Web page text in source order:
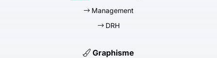
Management
DRH
Graphisme